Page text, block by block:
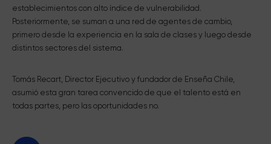
establecimientos con alto índice de vulnerabilidad.
Posteriormente, se suman a una red de agentes de cambio,
primero desde la experiencia en la sala de clases y luego desde
distintos sectores del sistema.
Tomás Recart, Director Ejecutivo y fundador de Enseña Chile,
asumió esta gran tarea convencido de que el talento está en
todas partes, pero las oportunidades no.